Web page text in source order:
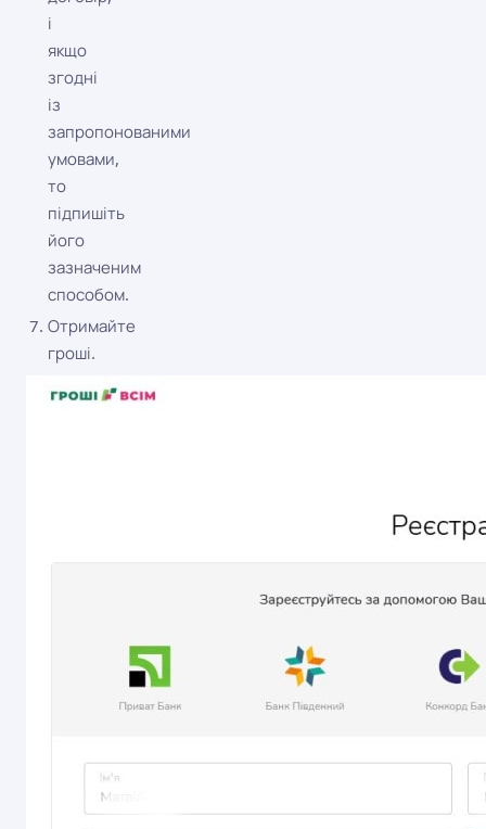
і
якщо
згодні
із
запропонованими
умовами,
то
підпишіть
його
зазначеним
способом.
Отримайте
гроші.